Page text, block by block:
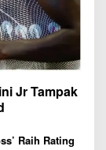
Jr Tampak
Raih Rating